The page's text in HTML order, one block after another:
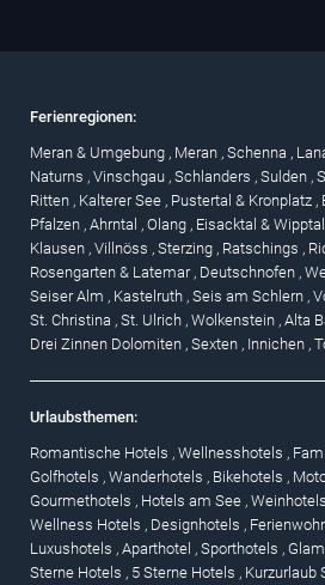
Ferienregionen:
Meran & Umgebung , Meran , Schenna ,
Naturns , Vinschgau , Schlanders , Sulden ,
Ritten , Kalterer See , Pustertal & Kronplatz ,
Pfalzen , Ahrntal , Olang , Eisacktal & Wipptal
Klausen , Villnöss , Sterzing , Ratschings ,
Rosengarten & Latemar , Deutschnofen ,
Seiser Alm , Kastelruth , Seis am Schlern ,
St. Christina , St. Ulrich , Wolkenstein , Alta
Drei Zinnen Dolomiten , Sexten , Innichen ,
Urlaubsthemen:
Romantische Hotels , Wellnesshotels ,
Golfhotels , Wanderhotels , Bikehotels ,
Gourmethotels , Hotels am See , Weinhotels
Wellness Hotels , Designhotels ,
Luxushotels , Aparthotel , Sporthotels ,
Sterne Hotels , 5 Sterne Hotels , Kurzurlaub